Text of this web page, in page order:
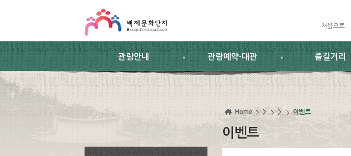
처음으로
관람안내 관람예약·대관 즐길거리
Home > > 이벤트
이벤트